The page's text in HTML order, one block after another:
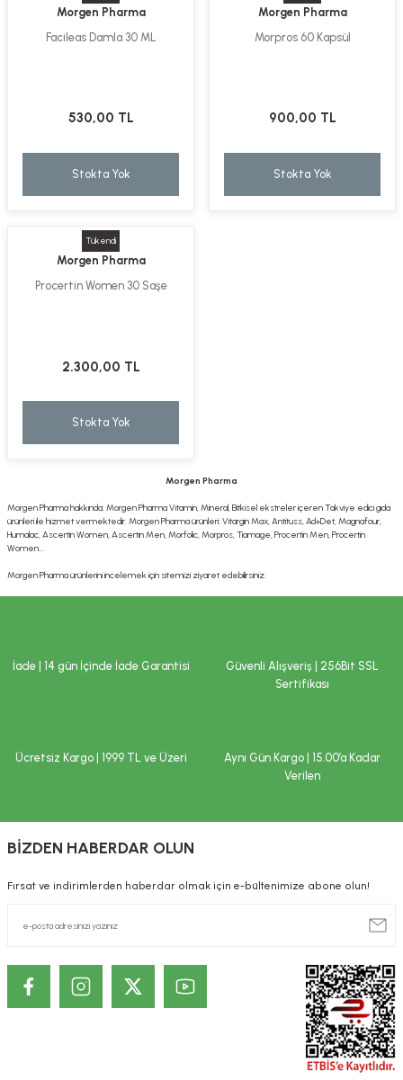
Morgen Pharma
Facileas Damla 30 ML
530,00 TL
Stokta Yok
Morgen Pharma
Morpros 60 Kapsül
900,00 TL
Stokta Yok
Tükendi
Morgen Pharma
Procertin Women 30 Saşe
2.300,00 TL
Stokta Yok
Morgen Pharma
Morgen Pharma hakkında: Morgen Pharma Vitamin, Mineral, Bitkisel ekstreler içeren Takviye edici gıda
ürünleri ile hizmet vermektedir. Morgen Pharma ürünleri: Vitargin Max, Antituss, Ad+Det, Magnafour,
Humalac, Ascertin Women, Ascertin Men, Morfolic, Morpros, Tiamage, Procertin Men, Procertin
Women...
Morgen Pharma ürünlerini incelemek için sitemizi ziyaret edebilirsiniz.
İade | 14 gün İçinde İade Garantisi
Güvenli Alışveriş | 256Bit SSL
Sertifikası
Ücretsiz Kargo | 1999 TL ve Üzeri
Aynı Gün Kargo | 15.00’a Kadar
Verilen
BİZDEN HABERDAR OLUN
Fırsat ve indirimlerden haberdar olmak için e-bültenimize abone olun!